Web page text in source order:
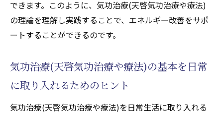
できます。このように、気功治療(天啓気功治療や療法)
の理論を理解し実践することで、エネルギー改善をサポ
ートすることができるのです。
気功治療(天啓気功治療や療法)の基本を日常
に取り入れるためのヒント
気功治療(天啓気功治療や療法)を日常生活に取り入れる